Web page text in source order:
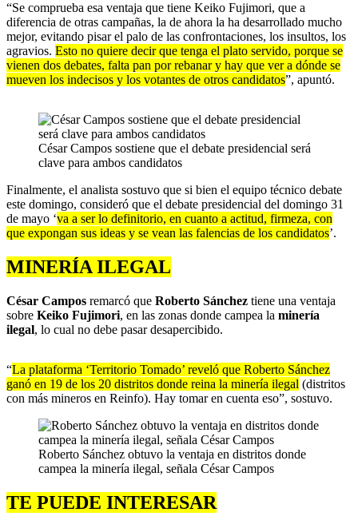
“Se comprueba esa ventaja que tiene Keiko Fujimori, que a
diferencia de otras campañas, la de ahora la ha desarrollado mucho
mejor, evitando pisar el palo de las confrontaciones, los insultos, los
agravios. Esto no quiere decir que tenga el plato servido, porque se
vienen dos debates, falta pan por rebanar y hay que ver a dónde se
mueven los indecisos y los votantes de otros candidatos”, apuntó.
César Campos sostiene que el debate presidencial será
clave para ambos candidatos
Finalmente, el analista sostuvo que si bien el equipo técnico debate
este domingo, consideró que el debate presidencial del domingo 31
de mayo ‘va a ser lo definitorio, en cuanto a actitud, firmeza, con
que expongan sus ideas y se vean las falencias de los candidatos’.
MINERÍA ILEGAL
César Campos remarcó que Roberto Sánchez tiene una ventaja
sobre Keiko Fujimori, en las zonas donde campea la minería
ilegal, lo cual no debe pasar desapercibido.
“La plataforma ‘Territorio Tomado’ reveló que Roberto Sánchez
ganó en 19 de los 20 distritos donde reina la minería ilegal (distritos
con más mineros en Reinfo). Hay tomar en cuenta eso”, sostuvo.
Roberto Sánchez obtuvo la ventaja en distritos donde
campea la minería ilegal, señala César Campos
TE PUEDE INTERESAR